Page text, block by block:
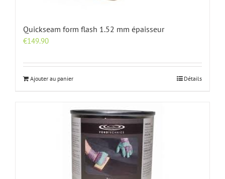
Quickseam form flash 1.52 mm épaisseur
€149.90
Ajouter au panier Détails